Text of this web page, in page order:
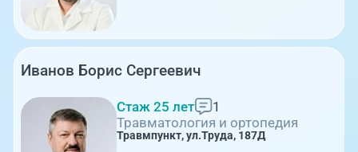
Иванов Борис Сергеевич
Стаж 25 лет
1
Травматология и ортопедия
Травмпункт, ул.Труда, 187Д